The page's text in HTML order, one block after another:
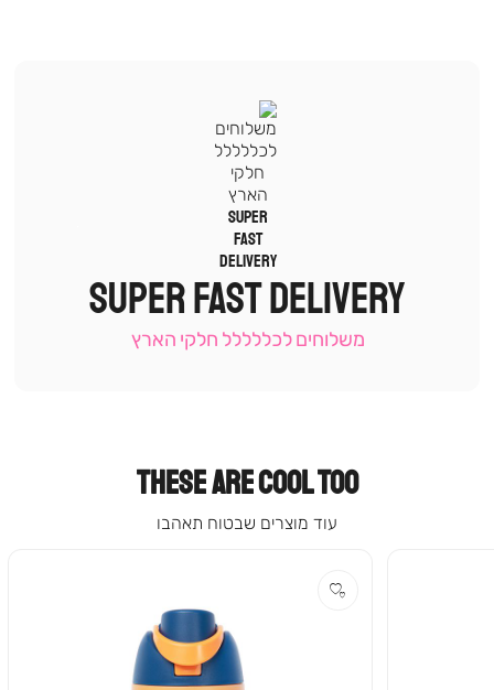
|
תומכי
מכירה
-
עמוד
(9)
SUPER FAST DELIVERY
משלוחים לכללללל חלקי הארץ
THESE ARE COOL TOO
עוד מוצרים שבטוח תאהבו